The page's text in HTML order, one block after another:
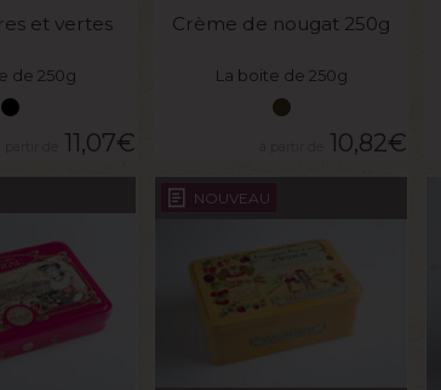
et vertes
de 250g
11,07€
Crème de nougat 250g
La boite de 250g
10,82€
NOUVEAU